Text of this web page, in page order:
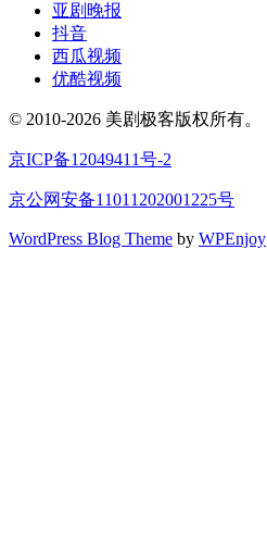
亚剧晚报
抖音
西瓜视频
优酷视频
© 2010-2026 美剧极客版权所有。
京ICP备12049411号-2
京公网安备11011202001225号
WordPress Blog Theme by WPEnjoy